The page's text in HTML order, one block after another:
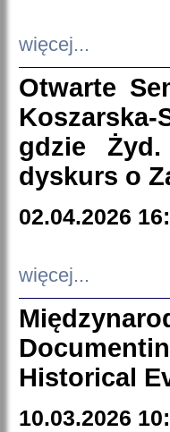
więcej...
Otwarte
Koszarska-
gdzie
dyskurs o
02.04.2026
więcej...
Historical
10.03.2026